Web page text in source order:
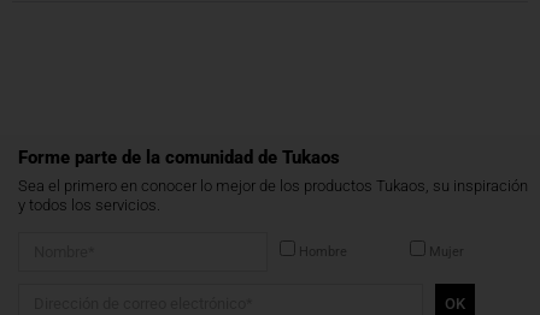
Forme parte de la comunidad de Tukaos
Sea el primero en conocer lo mejor de los productos Tukaos, su inspiración
y todos los servicios.
Hombre Mujer
OK